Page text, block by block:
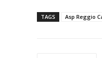
TAGS Asp Reggio